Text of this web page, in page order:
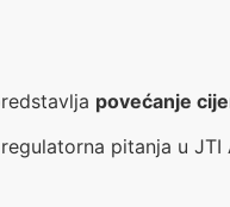
povećanje
pitanja u